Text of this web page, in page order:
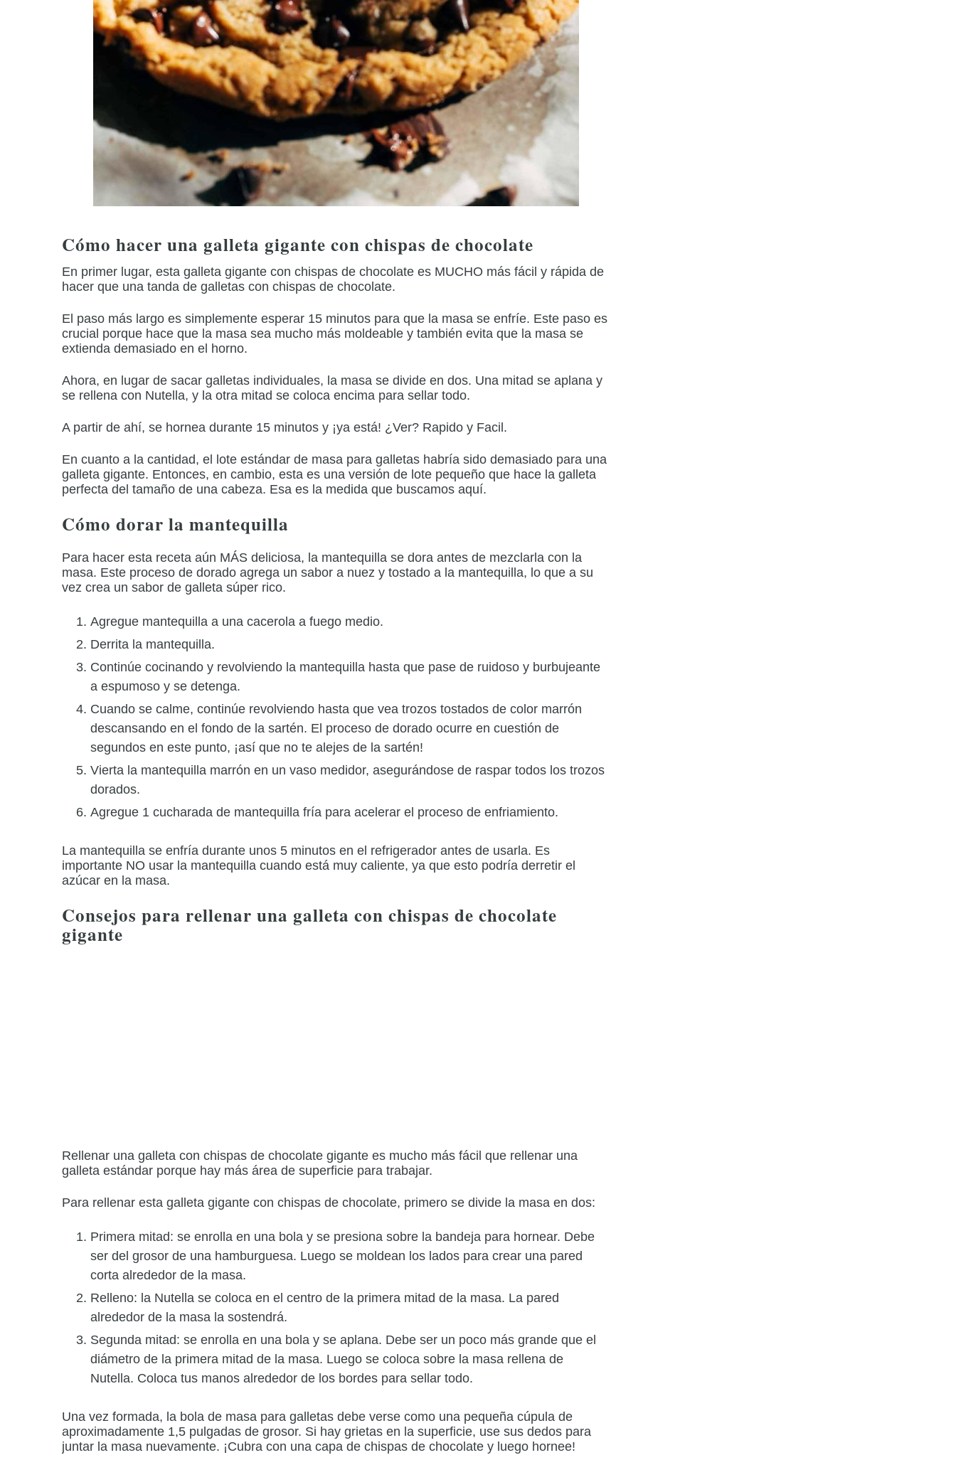
Cómo hacer una galleta gigante con chispas de chocolate
En primer lugar, esta galleta gigante con chispas de chocolate es MUCHO más fácil y rápida de
hacer que una tanda de galletas con chispas de chocolate.
El paso más largo es simplemente esperar 15 minutos para que la masa se enfríe. Este paso es
crucial porque hace que la masa sea mucho más moldeable y también evita que la masa se
extienda demasiado en el horno.
Ahora, en lugar de sacar galletas individuales, la masa se divide en dos. Una mitad se aplana y
se rellena con Nutella, y la otra mitad se coloca encima para sellar todo.
A partir de ahí, se hornea durante 15 minutos y ¡ya está! ¿Ver? Rapido y Facil.
En cuanto a la cantidad, el lote estándar de masa para galletas habría sido demasiado para una
galleta gigante. Entonces, en cambio, esta es una versión de lote pequeño que hace la galleta
perfecta del tamaño de una cabeza. Esa es la medida que buscamos aquí.
Cómo dorar la mantequilla
Para hacer esta receta aún MÁS deliciosa, la mantequilla se dora antes de mezclarla con la
masa. Este proceso de dorado agrega un sabor a nuez y tostado a la mantequilla, lo que a su
vez crea un sabor de galleta súper rico.
Agregue mantequilla a una cacerola a fuego medio.
Derrita la mantequilla.
Continúe cocinando y revolviendo la mantequilla hasta que pase de ruidoso y burbujeante
a espumoso y se detenga.
Cuando se calme, continúe revolviendo hasta que vea trozos tostados de color marrón
descansando en el fondo de la sartén. El proceso de dorado ocurre en cuestión de
segundos en este punto, ¡así que no te alejes de la sartén!
Vierta la mantequilla marrón en un vaso medidor, asegurándose de raspar todos los trozos
dorados.
Agregue 1 cucharada de mantequilla fría para acelerar el proceso de enfriamiento.
La mantequilla se enfría durante unos 5 minutos en el refrigerador antes de usarla. Es
importante NO usar la mantequilla cuando está muy caliente, ya que esto podría derretir el
azúcar en la masa.
Consejos para rellenar una galleta con chispas de chocolate
gigante
Rellenar una galleta con chispas de chocolate gigante es mucho más fácil que rellenar una
galleta estándar porque hay más área de superficie para trabajar.
Para rellenar esta galleta gigante con chispas de chocolate, primero se divide la masa en dos:
Primera mitad: se enrolla en una bola y se presiona sobre la bandeja para hornear. Debe
ser del grosor de una hamburguesa. Luego se moldean los lados para crear una pared
corta alrededor de la masa.
Relleno: la Nutella se coloca en el centro de la primera mitad de la masa. La pared
alrededor de la masa la sostendrá.
Segunda mitad: se enrolla en una bola y se aplana. Debe ser un poco más grande que el
diámetro de la primera mitad de la masa. Luego se coloca sobre la masa rellena de
Nutella. Coloca tus manos alrededor de los bordes para sellar todo.
Una vez formada, la bola de masa para galletas debe verse como una pequeña cúpula de
aproximadamente 1,5 pulgadas de grosor. Si hay grietas en la superficie, use sus dedos para
juntar la masa nuevamente. ¡Cubra con una capa de chispas de chocolate y luego hornee!